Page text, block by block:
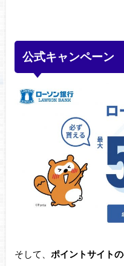
公式キャンペーン
そして、 ポイントサイト